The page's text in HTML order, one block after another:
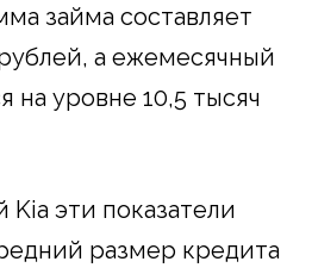
займа составляет
а ежемесячный
на уровне 10,5 тысяч
эти показатели
размер кредита